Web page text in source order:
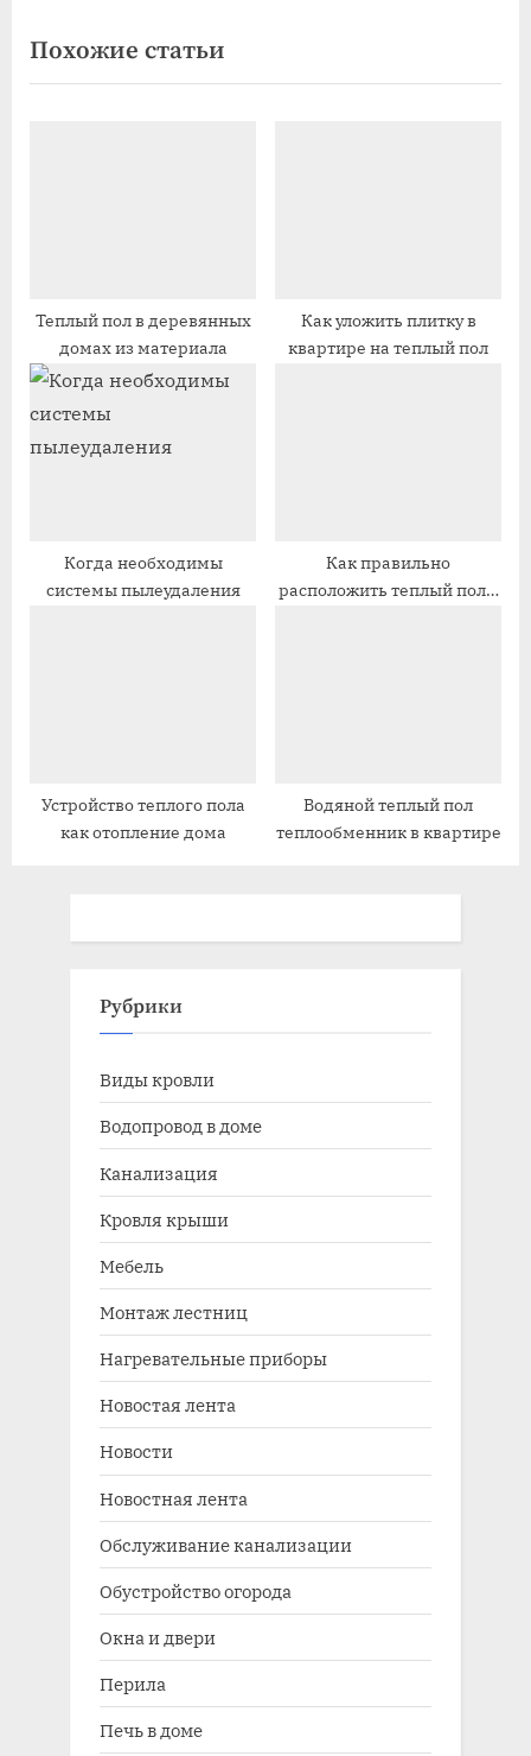
у
щ
с
:
д
у
п
и
с
ь
:
Похожие статьи
Теплый пол в деревянных
домах из материала
Как уложить плитку в
квартире на теплый пол
Когда необходимы
системы пылеудаления
Как правильно
расположить теплый пол в
Устройство теплого пола
как отопление дома
Водяной теплый пол
теплообменник в квартире
Рубрики
Виды кровли
Водопровод в доме
Канализация
Кровля крыши
Мебель
Монтаж лестниц
Нагревательные приборы
Новостая лента
Новости
Новостная лента
Обслуживание канализации
Обустройство огорода
Окна и двери
Перила
Печь в доме